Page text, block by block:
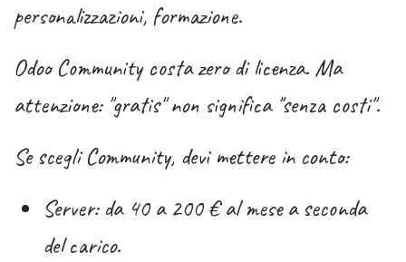
personalizzazioni, formazione.
Odoo Community costazerodi licenza. Ma
attenzione: "gratis" non significa "senza costi".
Se scegli Community, devi mettere in conto:
Server: da 40 a 200 € al mese a seconda
del carico.